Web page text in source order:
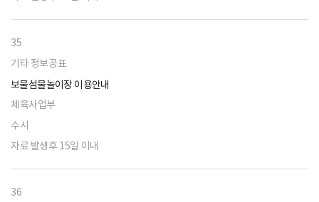
35
기타 정보공표
보물섬물놀이장 이용안내
체육사업부
수시
자료 발생후 15일 이내
36